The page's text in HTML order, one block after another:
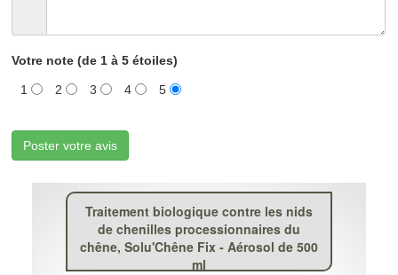
Votre note (de 1 à 5 étoiles)
1 2 3 4 5
Poster votre avis
Traitement biologique contre les nids
de chenilles processionnaires du
chêne, Solu'Chêne Fix - Aérosol de 500
ml